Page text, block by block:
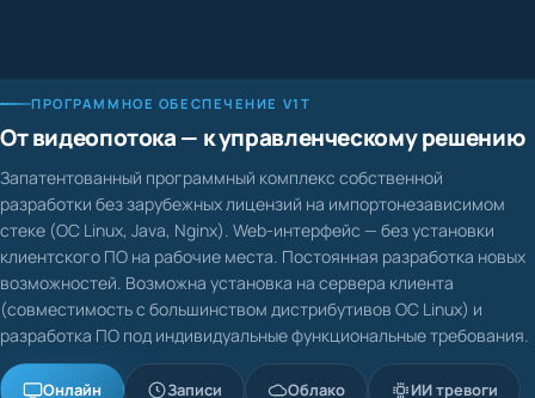
От видеопотока — к управленческому решению
разработки без зарубежных лицензий на импортонезависимом
стеке (ОС Linux, Java, Nginx). Web-интерфейс — без установки
клиентского ПО на рабочие места. Постоянная разработка новых
возможностей. Возможна установка на сервера клиента
(совместимость с большинством дистрибутивов ОС Linux) и
разработка ПО под индивидуальные функциональные требования.